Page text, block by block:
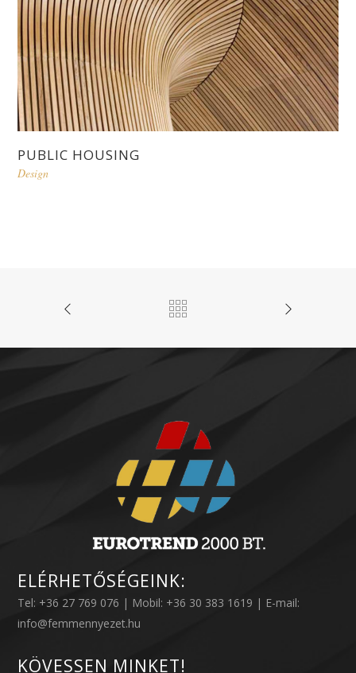
PUBLIC HOUSING
Design
ELÉRHETŐSÉGEINK:
Tel: +36 27 769 076 | Mobil: +36 30 383 1619 | E-mail:
info@femmennyezet.hu
KÖVESSEN MINKET!